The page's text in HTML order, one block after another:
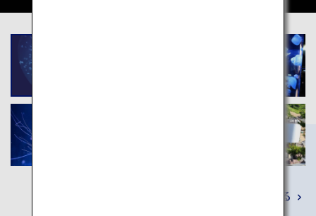
詳しくみる